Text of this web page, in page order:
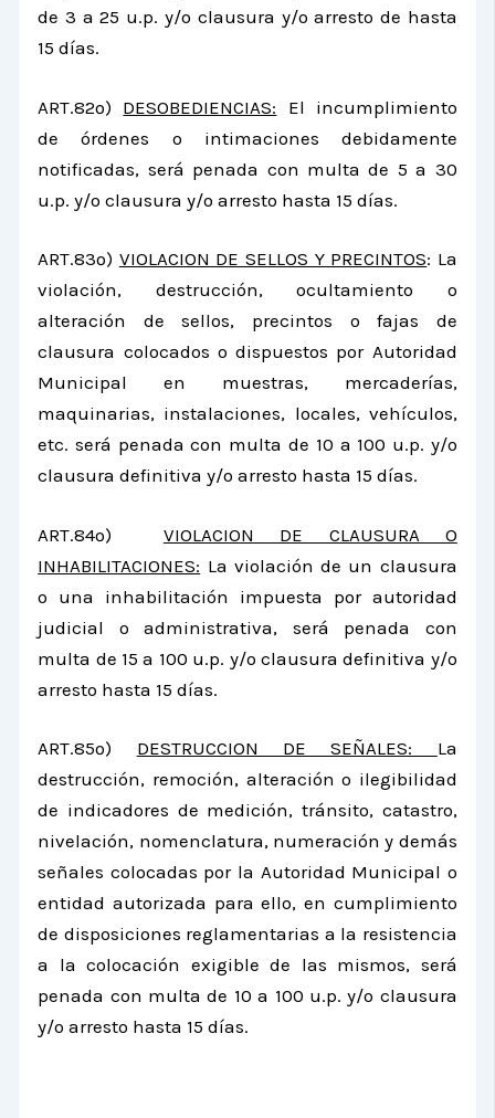
de 3 a 25 u.p. y/o clausura y/o arresto de hasta
15 días.
ART.82º) DESOBEDIENCIAS: El incumplimiento
de órdenes o intimaciones debidamente
notificadas, será penada con multa de 5 a 30
u.p. y/o clausura y/o arresto hasta 15 días.
ART.83º) VIOLACION DE SELLOS Y PRECINTOS: La
violación, destrucción, ocultamiento o
alteración de sellos, precintos o fajas de
clausura colocados o dispuestos por Autoridad
Municipal en muestras, mercaderías,
maquinarias, instalaciones, locales, vehículos,
etc. será penada con multa de 10 a 100 u.p. y/o
clausura definitiva y/o arresto hasta 15 días.
ART.84º) VIOLACION DE CLAUSURA O
INHABILITACIONES: La violación de un clausura
o una inhabili­tación impuesta por autoridad
judicial o administrativa, será penada con
multa de 15 a 100 u.p. y/o clausura defi­nitiva y/o
arresto hasta 15 días.
ART.85º) DESTRUCCION DE SEÑALES: La
destrucción, remoción, alteración o ilegibilidad
de indicadores de medición, tránsito, catastro,
nivelación, nomenclatura, numeración y demás
señales colocadas por la Autoridad Municipal o
entidad autorizada para ello, en cumplimiento
de disposiciones reglamentarias a la resistencia
a la colocación exigible de las mismos, será
penada con multa de 10 a 100 u.p. y/o clausura
y/o arresto hasta 15 días.